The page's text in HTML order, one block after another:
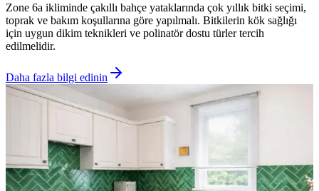
Zone 6a ikliminde çakıllı bahçe yataklarında çok yıllık bitki seçimi,
toprak ve bakım koşullarına göre yapılmalı. Bitkilerin kök sağlığı
için uygun dikim teknikleri ve polinatör dostu türler tercih
edilmelidir.
Daha fazla bilgi edinin